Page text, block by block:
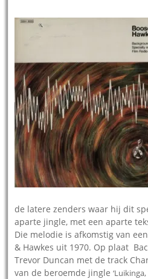
de latere zenders waar hij dit
aparte jingle, met een aparte
Die melodie is afkomstig van
& Hawkes uit 1970. Op plaat
Trevor Duncan met de track
van de beroemde jingle